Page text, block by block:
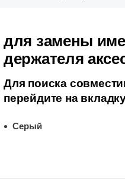
для замены
держателя
Для поиска
перейдите на
Серый